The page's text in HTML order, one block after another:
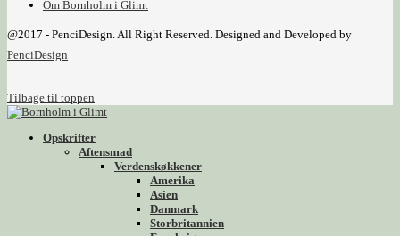
Om Bornholm i Glimt
@2017 - PenciDesign. All Right Reserved. Designed and Developed by
PenciDesign
Tilbage til toppen
Opskrifter
Aftensmad
Verdenskøkkener
Amerika
Asien
Danmark
Storbritannien